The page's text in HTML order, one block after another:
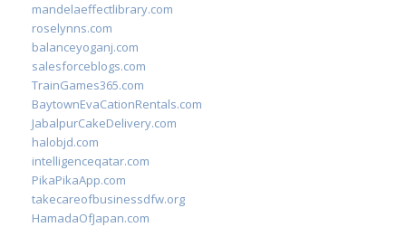
mandelaeffectlibrary.com
roselynns.com
balanceyoganj.com
salesforceblogs.com
TrainGames365.com
BaytownEvaCationRentals.com
JabalpurCakeDelivery.com
halobjd.com
intelligenceqatar.com
PikaPikaApp.com
takecareofbusinessdfw.org
HamadaOfJapan.com